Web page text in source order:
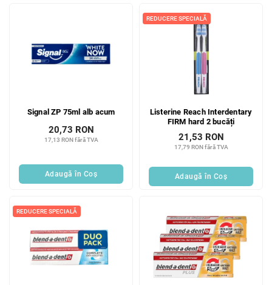
Signal ZP 75ml alb acum
17,13 RON fără TVA
20,73 RON
Adaugă în Coş
REDUCERE SPECIALĂ
Listerine Reach Interdentary
FIRM hard 2 bucăți
17,79 RON fără TVA
21,53 RON
Adaugă în Coş
REDUCERE SPECIALĂ